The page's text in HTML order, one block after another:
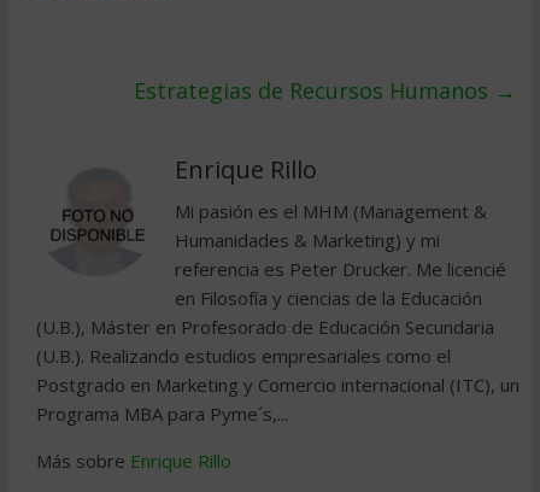
Estrategias de Recursos Humanos →
Enrique Rillo
Mi pasión es el MHM (Management &
Humanidades & Marketing) y mi
referencia es Peter Drucker. Me licencié
en Filosofía y ciencias de la Educación
(U.B.), Máster en Profesorado de Educación Secundaria
(U.B.). Realizando estudios empresariales como el
Postgrado en Marketing y Comercio internacional (ITC), un
Programa MBA para Pyme´s,...
Más sobre Enrique Rillo